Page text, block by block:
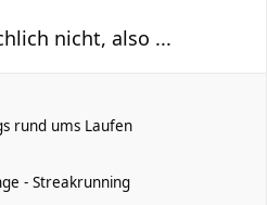
nicht, also ...
rund ums Laufen
- Streakrunning